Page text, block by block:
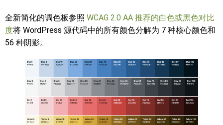
全新简化的调色板参照 WCAG 2.0 AA 推荐的白色或黑色对比
度将 WordPress 源代码中的所有颜色分解为 7 种核心颜色和
56 种阴影。